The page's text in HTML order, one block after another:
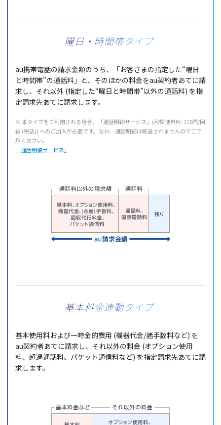
曜日・時間帯タイプ
au携帯電話の請求金額のうち、「お客さまの指定した“曜日
と時間帯”の通話料」と、そのほかの料金をau契約者あてに請
求し、それ以外 (指定した“曜日と時間帯”以外の通話料) を指
定請求先あてに請求します。
※ 本タイプをご利用される場合、「通話明細サービス」(月額使用料: 110円/回
線 (税込)) へのご加入が必要です。なお、通話明細は郵送されませんのでご了
承ください。
「通話明細サービス」
基本料金連動タイプ
基本使用料および一時金的費用 (機器代金/諸手数料など) を
au契約者あてに請求し、それ以外の料金 (オプション使用
料、超過通話料、パケット通信料など) を指定請求先あてに請
求します。